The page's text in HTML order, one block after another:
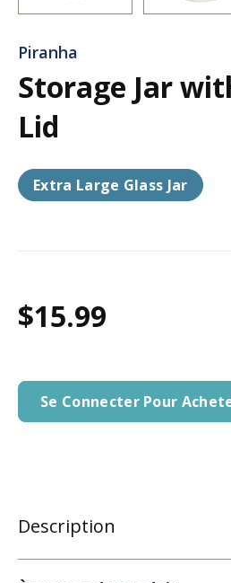
Piranha
Storage Jar
Lid
Extra Large Glass Jar
$15.99
Se Connecter Pour
Description